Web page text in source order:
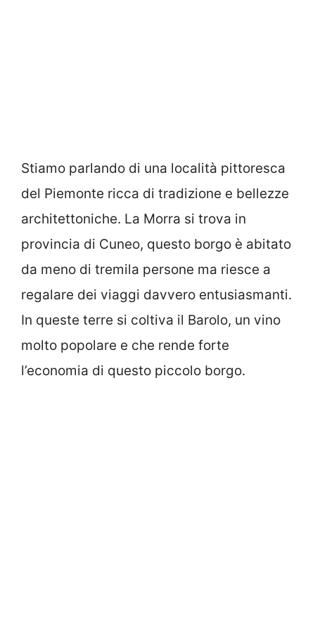
Stiamo parlando di una località pittoresca
del Piemonte ricca di tradizione e bellezze
architettoniche. La Morra si trova in
provincia di Cuneo, questo borgo è abitato
da meno di tremila persone ma riesce a
regalare dei viaggi davvero entusiasmanti.
In queste terre si coltiva il Barolo, un vino
molto popolare e che rende forte
l’economia di questo piccolo borgo.